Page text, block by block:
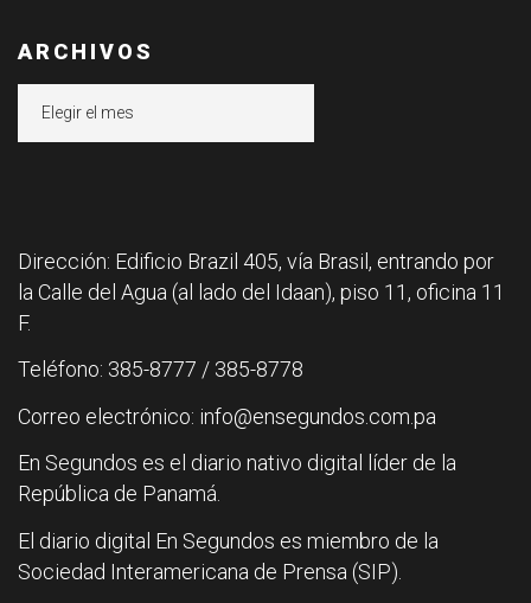
ARCHIVOS
Dirección: Edificio Brazil 405, vía Brasil, entrando por
la Calle del Agua (al lado del Idaan), piso 11, oficina 11
F.
Teléfono: 385-8777 / 385-8778
Correo electrónico: info@ensegundos.com.pa
En Segundos es el diario nativo digital líder de la
República de Panamá.
El diario digital En Segundos es miembro de la
Sociedad Interamericana de Prensa (SIP).